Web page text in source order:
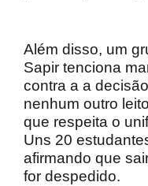
Além disso, um
Sapir tenciona
contra a a
nenhum outro
que respeita o
Uns 20
afirmando que
for despedido.